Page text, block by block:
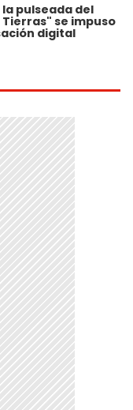
pulseada del
se impuso
digital